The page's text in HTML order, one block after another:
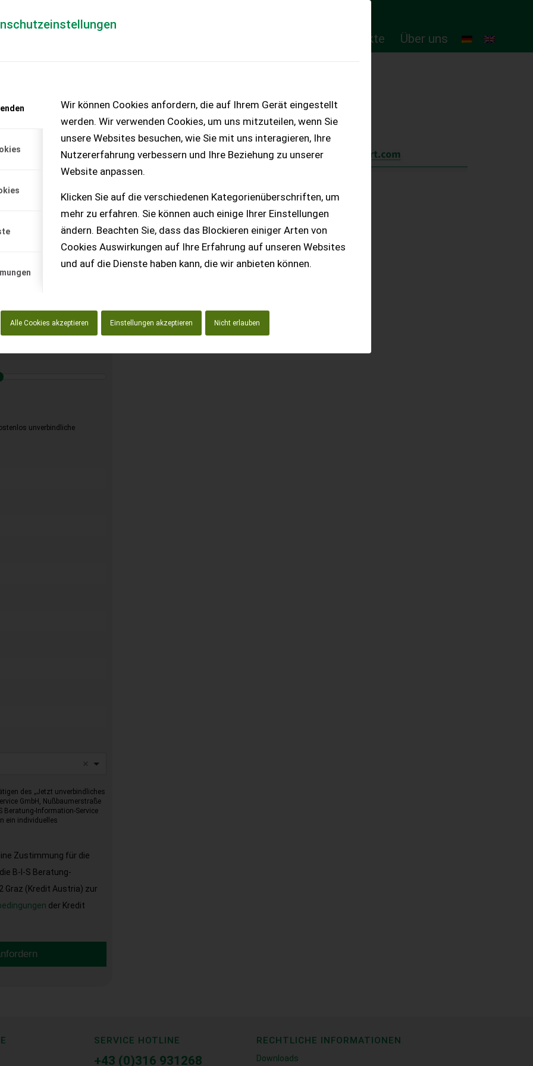
Wir können Cookies anfordern, die auf Ihrem Gerät eingestellt
werden. Wir verwenden Cookies, um uns mitzuteilen, wenn Sie
unsere Websites besuchen, wie Sie mit uns interagieren, Ihre
Nutzererfahrung verbessern und Ihre Beziehung zu unserer
Website anpassen.
Klicken Sie auf die verschiedenen Kategorienüberschriften, um
mehr zu erfahren. Sie können auch einige Ihrer Einstellungen
ändern. Beachten Sie, dass das Blockieren einiger Arten von
Cookies Auswirkungen auf Ihre Erfahrung auf unseren Websites
und auf die Dienste haben kann, die wir anbieten können.
Alle Cookies akzeptieren Einstellungen akzeptieren Nicht erlauben
Online-Produkte Über uns
!! -- Spritzen Tüv
Staubox unter ...
anfordern
unverbindliche
des „Jetzt unverbindliches
GmbH, Nußbaumerstraße
Beratung-Information-Service
ein individuelles
Zustimmung für die
B-I-S Beratung-
Graz (Kredit Austria) zur
der Kredit
SERVICE HOTLINE
+43 (0)316 931268
RECHTLICHE INFORMATIONEN
Downloads